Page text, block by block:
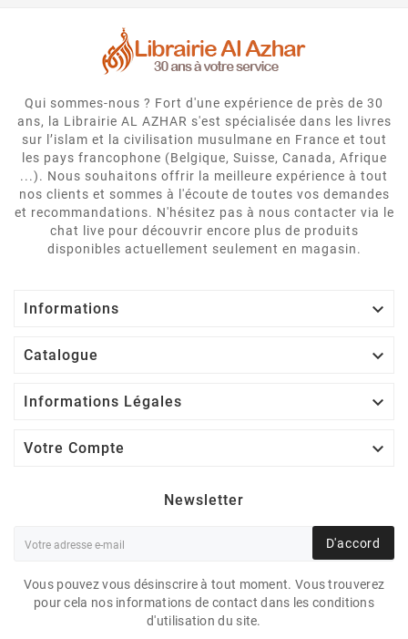
Qui sommes-nous ? Fort d'une expérience de près de 30
ans, la Librairie AL AZHAR s'est spécialisée dans les livres
sur l’islam et la civilisation musulmane en France et tout
les pays francophone (Belgique, Suisse, Canada, Afrique
...). Nous souhaitons offrir la meilleure expérience à tout
nos clients et sommes à l'écoute de toutes vos demandes
et recommandations. N'hésitez pas à nous contacter via le
chat live pour découvrir encore plus de produits
disponibles actuellement seulement en magasin.
Informations 
Catalogue 
Informations Légales 
Votre Compte 
Newsletter
D'accord
Vous pouvez vous désinscrire à tout moment. Vous trouverez
pour cela nos informations de contact dans les conditions
d'utilisation du site.